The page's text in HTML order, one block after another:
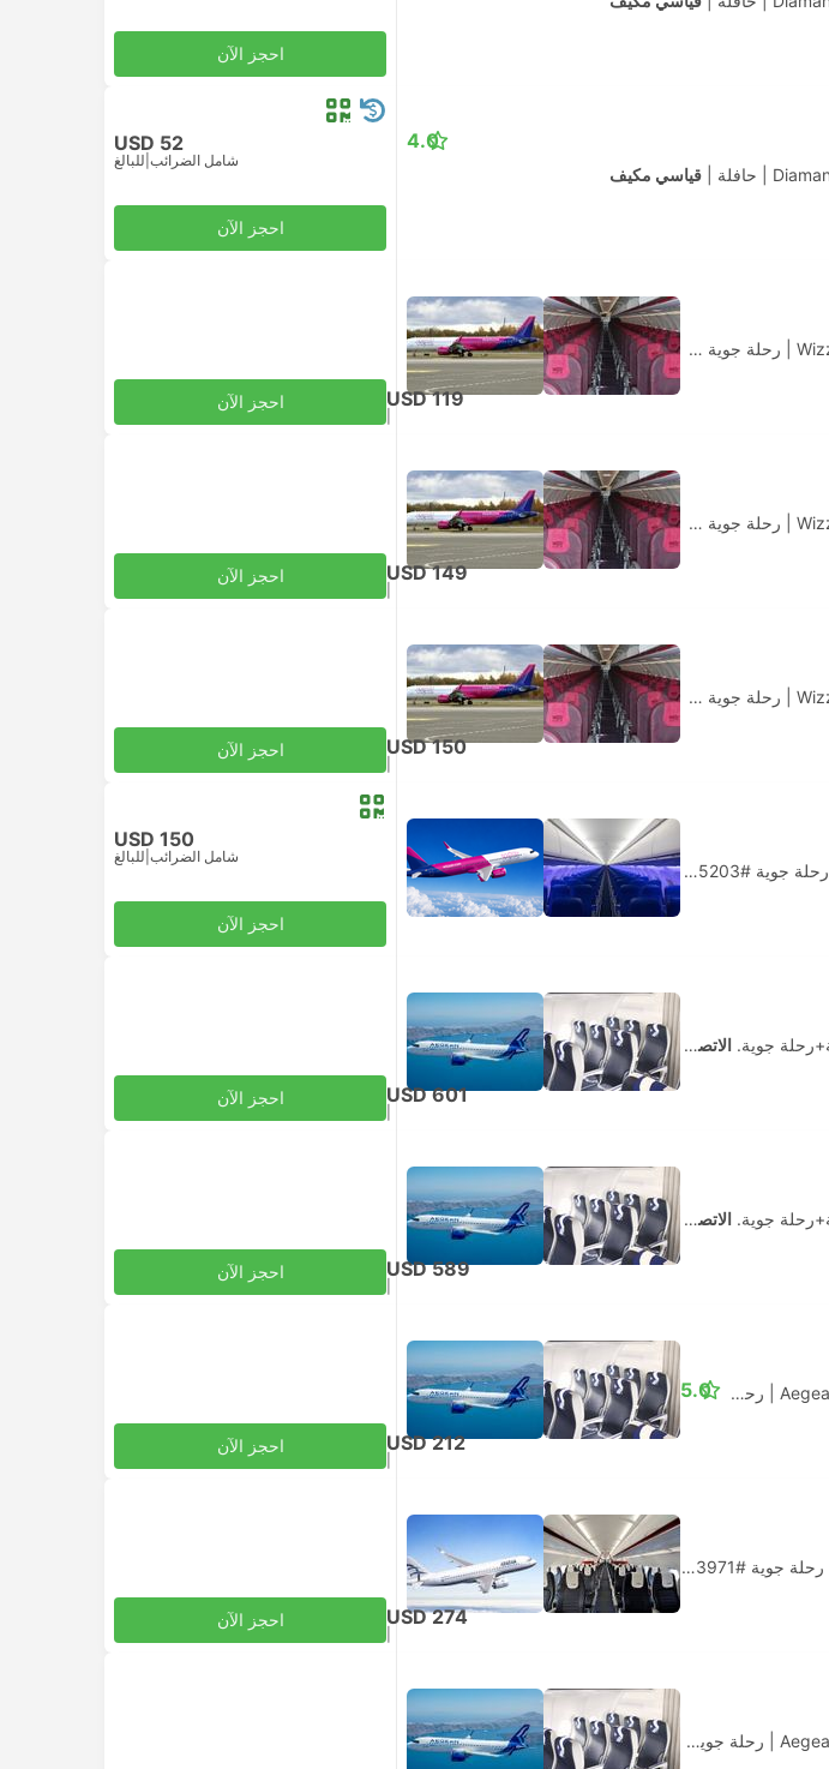
احجز الآن
حافلة قياسي مكيف
4.0
USD 52
شامل الضرائب للبالغ
احجز الآن
رحلة جوية #W45203 |الاقتصاد
USD 119 احجز الآن
رحلة جوية #W45203 |الاقتصاد
USD 149 احجز الآن
رحلة جوية #W45203 |الاقتصاد
USD 150 احجز الآن
رحلة جوية #W45203 |الاقتصاد
USD 150
شامل الضرائب للبالغ
احجز الآن
الاتصال الذاتي
USD 601 احجز الآن
الاتصال الذاتي
USD 589 احجز الآن
رحلة جوية #A3971 |الاقتصاد 5.0
USD 212 احجز الآن
رحلة جوية #A3971 |الاقتصاد
USD 274 احجز الآن
رحلة جوية #A3971 |الاقتصاد